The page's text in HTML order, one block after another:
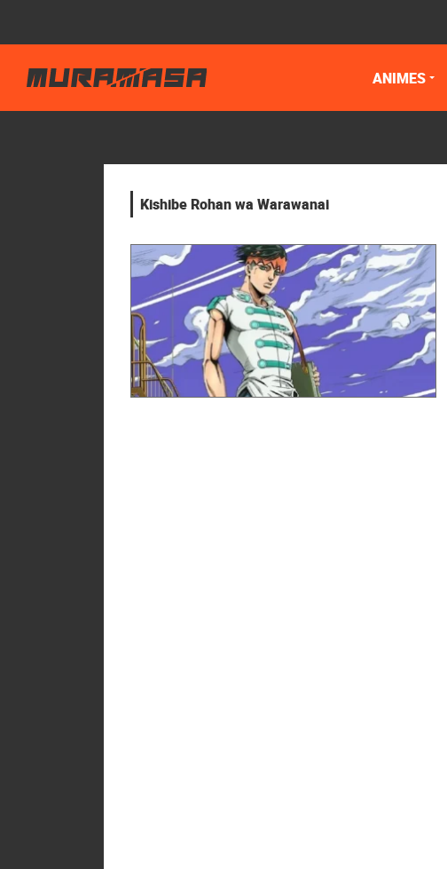
ANIMES
Kishibe Rohan wa Warawanai